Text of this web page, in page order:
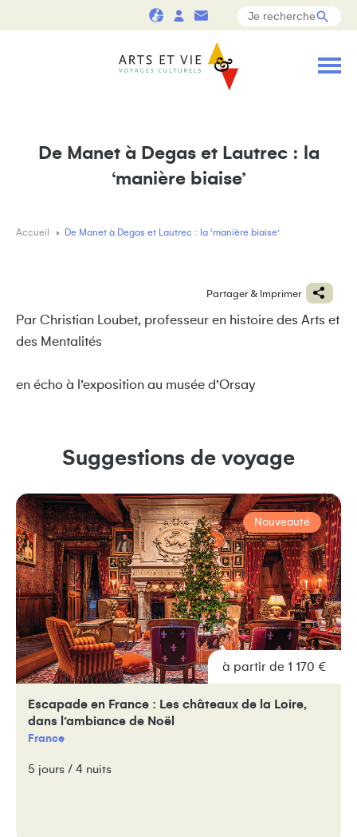
De Manet à Degas et Lautrec : la
‘manière biaise’
Accueil De Manet à Degas et Lautrec : la ‘manière biaise’
Partager & Imprimer
Par Christian Loubet, professeur en histoire des Arts et
des Mentalités
en écho à l’exposition au musée d’Orsay
Suggestions de voyage
Nouveauté
à partir de 1 170 €
Escapade en France : Les châteaux de la Loire,
dans l’ambiance de Noël
France
5 jours / 4 nuits